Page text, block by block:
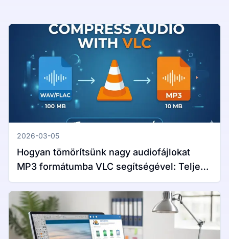
2026-03-05
Hogyan tömörítsünk nagy audiofájlokat
MP3 formátumba VLC segítségével: Teljes
útmutató Windows és Mac rendszerekhez